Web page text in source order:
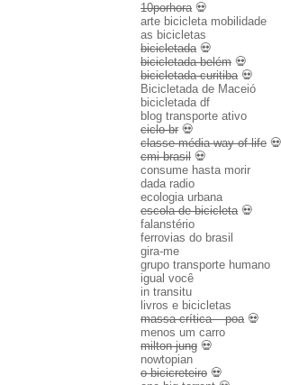
10porhora💀
arte bicicleta mobilidade
as bicicletas
bicicletada💀
bicicletada belém 💀
bicicletada curitiba💀
Bicicletada de Maceió
bicicletada df
blog transporte ativo
ciclo br 💀
classe média way of life 💀
cmi brasil 💀
consume hasta morir
dada radio
ecologia urbana
escola de bicicleta💀
falanstério
ferrovias do brasil
gira-me
grupo transporte humano
igual você
in transitu
livros e bicicletas
massa crítica – poa💀
menos um carro
milton jung 💀
nowtopian
o bicicreteiro 💀